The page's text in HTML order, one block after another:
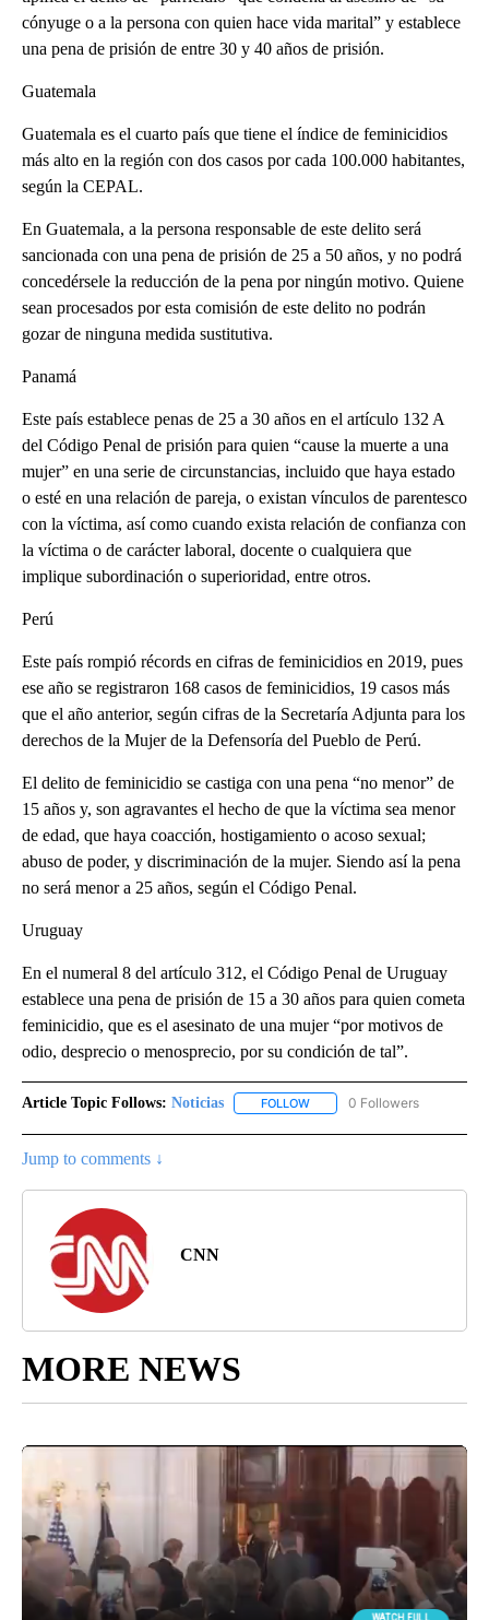
cónyuge o a la persona con quien hace vida marital” y establece
una pena de prisión de entre 30 y 40 años de prisión.
Guatemala
Guatemala es el cuarto país que tiene el índice de feminicidios
más alto en la región con dos casos por cada 100.000 habitantes,
según la CEPAL.
En Guatemala, a la persona responsable de este delito será
sancionada con una pena de prisión de 25 a 50 años, y no podrá
concedérsele la reducción de la pena por ningún motivo. Quiene
sean procesados por esta comisión de este delito no podrán
gozar de ninguna medida sustitutiva.
Panamá
Este país establece penas de 25 a 30 años en el artículo 132 A
del Código Penal de prisión para quien “cause la muerte a una
mujer” en una serie de circunstancias, incluido que haya estado
o esté en una relación de pareja, o existan vínculos de parentesco
con la víctima, así como cuando exista relación de confianza con
la víctima o de carácter laboral, docente o cualquiera que
implique subordinación o superioridad, entre otros.
Perú
Este país rompió récords en cifras de feminicidios en 2019, pues
ese año se registraron 168 casos de feminicidios, 19 casos más
que el año anterior, según cifras de la Secretaría Adjunta para los
derechos de la Mujer de la Defensoría del Pueblo de Perú.
El delito de feminicidio se castiga con una pena “no menor” de
15 años y, son agravantes el hecho de que la víctima sea menor
de edad, que haya coacción, hostigamiento o acoso sexual;
abuso de poder, y discriminación de la mujer. Siendo así la pena
no será menor a 25 años, según el Código Penal.
Uruguay
En el numeral 8 del artículo 312, el Código Penal de Uruguay
establece una pena de prisión de 15 a 30 años para quien cometa
feminicidio, que es el asesinato de una mujer “por motivos de
odio, desprecio o menosprecio, por su condición de tal”.
Article Topic Follows: Noticias FOLLOW FOLLOW "NOTICIAS" TO
0 Followers
Jump to comments ↓
CNN
MORE NEWS